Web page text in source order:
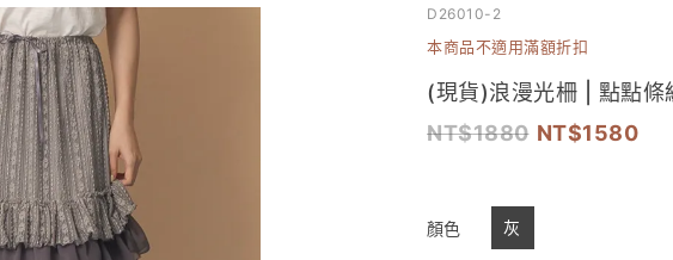
D26010-2
本商品不適用滿額折扣
(現貨)浪漫光柵 | 點點條
1880
1580
顏色 灰